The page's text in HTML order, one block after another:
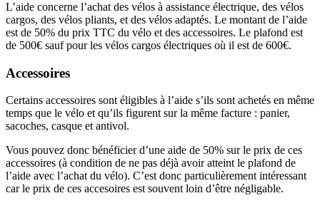
L’aide concerne l’achat des vélos à assistance électrique, des vélos
cargos, des vélos pliants, et des vélos adaptés. Le montant de l’aide
est de 50% du prix TTC du vélo et des accessoires. Le plafond est
de 500€ sauf pour les vélos cargos électriques où il est de 600€.
Accessoires
Certains accessoires sont éligibles à l’aide s’ils sont achetés en même
temps que le vélo et qu’ils figurent sur la même facture : panier,
sacoches, casque et antivol.
Vous pouvez donc bénéficier d’une aide de 50% sur le prix de ces
accessoires (à condition de ne pas déjà avoir atteint le plafond de
l’aide avec l’achat du vélo). C’est donc particulièrement intéressant
car le prix de ces accesoires est souvent loin d’être négligable.